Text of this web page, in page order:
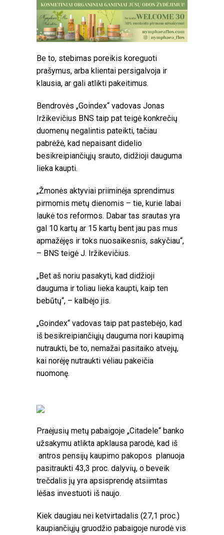
Be to, stebimas poreikis koreguoti
prašymus, arba klientai persigalvoja ir
klausia, ar gali atlikti pakeitimus.
Bendrovės „Goindex“ vadovas Jonas
Iržikevičius BNS taip pat teigė konkrečių
duomenų negalintis pateikti, tačiau
pabrėžė, kad nepaisant didelio
besikreipiančiųjų srauto, didžioji dauguma
lieka kaupti.
„Žmonės aktyviai priiminėja sprendimus
pirmomis metų dienomis – tie, kurie labai
laukė tos reformos. Dabar tas srautas yra
gal 10 kartų ar 15 kartų bent jau pas mus
apmažėjęs ir toks nuosaikesnis, sakyčiau“,
– BNS teigė J. Iržikevičius.
„Bet aš noriu pasakyti, kad didžioji
dauguma ir toliau lieka kaupti, kaip ten
bebūtų“, – kalbėjo jis.
„Goindex“ vadovas taip pat pastebėjo, kad
iš besikreipiančiųjų dauguma nori kaupimą
nutraukti, be to, nemažai pasitaiko atvejų,
kai norėję nutraukti vėliau pakeičia
nuomonę.
Praėjusių metų pabaigoje „Citadele“ banko
užsakymu atlikta apklausa parodė, kad iš
antros pensijų kaupimo pakopos planuoja
pasitraukti 43,3 proc. dalyvių, o beveik
trečdalis jų yra apsisprendę atsiimtas
lėšas investuoti iš naujo.
Kiek daugiau nei ketvirtadalis (27,1 proc.)
kaupiančiųjų gruodžio pabaigoje nurodė vis